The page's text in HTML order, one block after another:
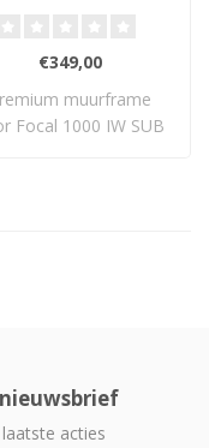
€349,00
muurframe
Focal 1000 IW SUB
acties